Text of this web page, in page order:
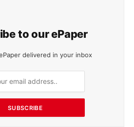
to our ePaper
delivered in your inbox
SUBSCRIBE